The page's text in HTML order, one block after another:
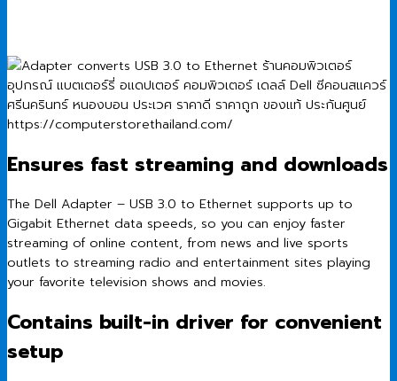
Ensures fast streaming and downloads
The Dell Adapter – USB 3.0 to Ethernet supports up to
Gigabit Ethernet data speeds, so you can enjoy faster
streaming of online content, from news and live sports
outlets to streaming radio and entertainment sites playing
your favorite television shows and movies.
Contains built-in driver for convenient
setup